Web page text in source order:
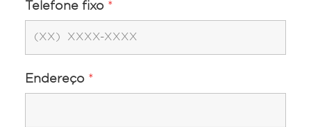
Telefone fixo *
Endereço *